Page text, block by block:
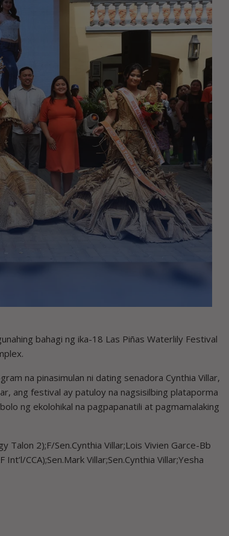
bahagi ng ika-18 Las Piñas Waterlily Festival
na pinasimulan ni dating senadora Cynthia Villar,
ang festival ay patuloy na nagsisilbing plataporma
ng ekolohikal na pagpapanatili at pagmamalaking
Talon 2);F/Sen.Cynthia Villar;Lois Vivien Garce-Bb
CCA);Sen.Mark Villar;Sen.Cynthia Villar;Yesha